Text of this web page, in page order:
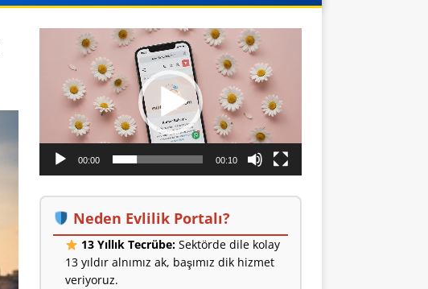
oynatıcı
00:00 00:10
Neden Evlilik Portalı?
13 Yıllık Tecrübe:Sektörde dile kolay
13 yıldır alnımız ak, başımız dik hizmet
veriyoruz.